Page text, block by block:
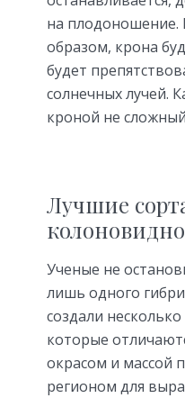
на плодоношение.
образом, крона
будет
солнечных лучей.
кроной не
Лучшие
Ученые не
лишь одного
создали
которые
окрасом и массой
регионом для